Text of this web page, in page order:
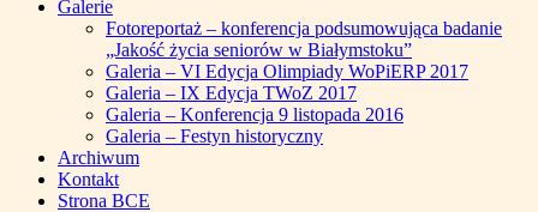
Galerie
Fotoreportaż – konferencja podsumowująca badanie
„Jakość życia seniorów w Białymstoku”
Galeria – VI Edycja Olimpiady WoPiERP 2017
Galeria – IX Edycja TWoZ 2017
Galeria – Konferencja 9 listopada 2016
Galeria – Festyn historyczny
Archiwum
Kontakt
Strona BCE